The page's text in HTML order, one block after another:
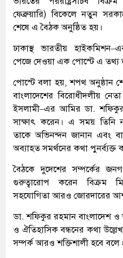
ফেব্রুয়ারি) বিকেলে নতুন
শেষে এ বৈঠক অনুষ্ঠিত হয়।
ঢাকাস্থ ভারতীয়
পেজে দেওয়া এক পোস্টে এ তথ্য
পোস্টে বলা হয়, শপথ অনুষ্ঠান
বাংলাদেশের বিরোধীদলীয়
ইসলামী–এর আমির ডা.
সাক্ষাৎ করেন। এ সময় তিনি
তাকে অভিনন্দন জানান এবং
অব্যাহত সমর্থনের কথা পুনর্ব্যক্ত
বৈঠকে দুদেশের সম্পর্কের
গুরুত্বারোপ করেন বিক্রম
সহযোগিতা আরও জোরদারের
ডা. শফিকুর রহমান বাংলাদেশ
ও ঐতিহাসিক বন্ধনের কথা উল্লেখ
সম্পর্ক আরও শক্তিশালী হবে বলে